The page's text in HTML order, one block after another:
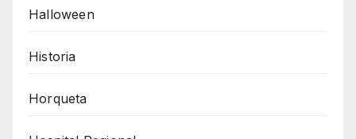
Halloween
Historia
Horqueta